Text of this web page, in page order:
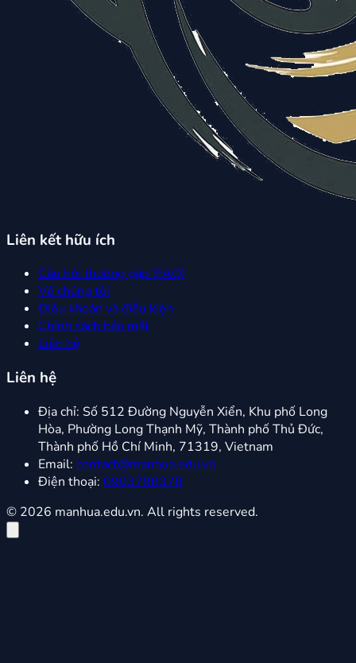
Liên kết hữu ích
Câu hỏi thường gặp (FAQ)
Về chúng tôi
Điều khoản và điều kiện
Chính sách bảo mật
Liên hệ
Liên hệ
Địa chỉ: Số 512 Đường Nguyễn Xiển, Khu phố Long
Hòa, Phường Long Thạnh Mỹ, Thành phố Thủ Đức,
Thành phố Hồ Chí Minh, 71319, Vietnam
Email: contact@manhua.edu.vn
Điện thoại: 0903798378
© 2026 manhua.edu.vn. All rights reserved.